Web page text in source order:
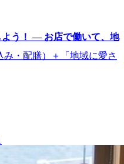
よう！ ― お店で働いて、地
み・配膳）＋「地域に愛さ